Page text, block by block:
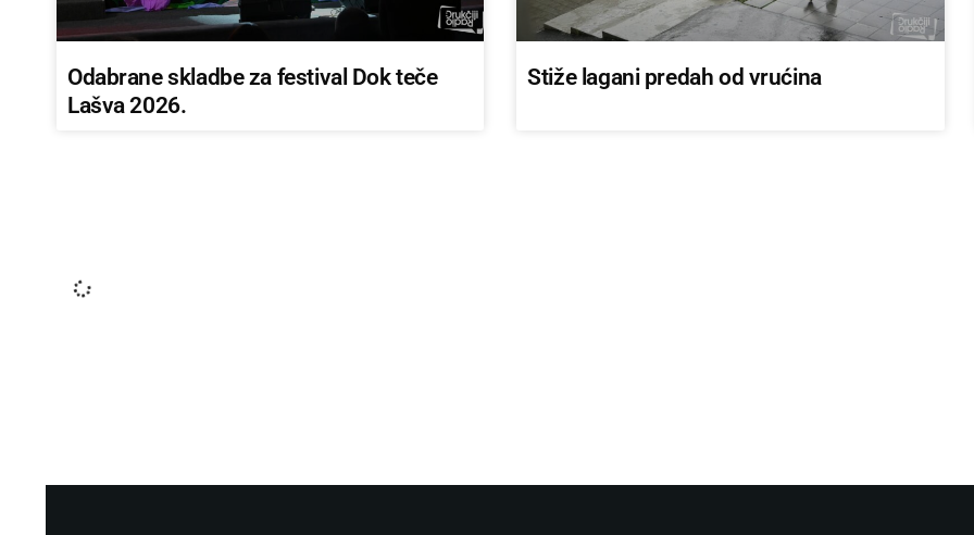
Odabrane skladbe za festival Dok teče
Lašva 2026.
Stiže lagani predah od vrućina
Kako izabrati savršenu ljetnu obuću i
Gmail uvodi napredne alate temeljene na